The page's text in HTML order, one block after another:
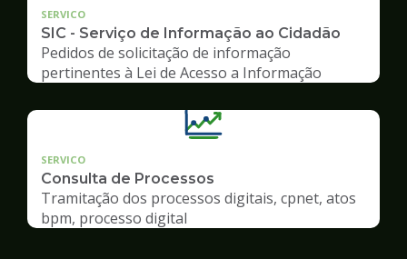
SERVICO
SIC - Serviço de Informação ao Cidadão
Pedidos de solicitação de informação
pertinentes à Lei de Acesso a Informação
SERVICO
Consulta de Processos
Tramitação dos processos digitais, cpnet, atos
bpm, processo digital